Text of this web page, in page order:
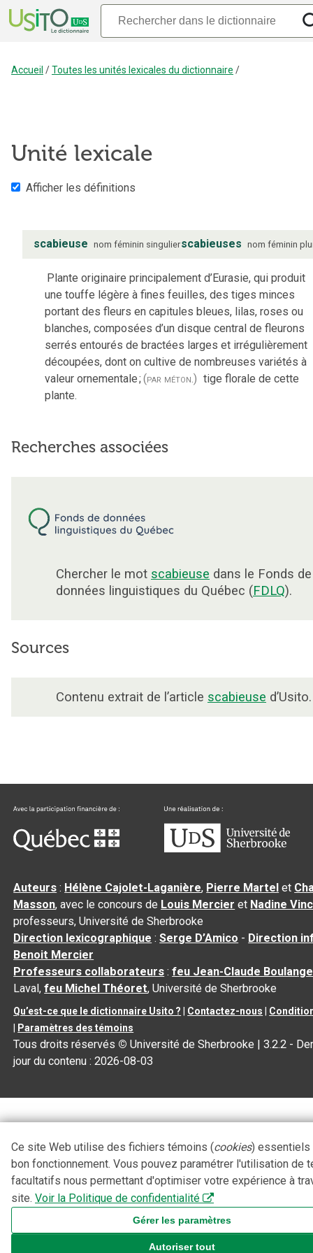
Accueil /Toutes les unités lexicales du dictionnaire /
Unité lexicale
Afficher les définitions
scabieuse nom féminin singulierscabieuses nom féminin
Plante originaire principalement d’Eurasie, qui produit
une touffe légère à fines feuilles, des tiges minces
portant des fleurs en capitules bleues, lilas, roses ou
blanches, composées d’un disque central de fleurons
serrés entourés de bractées larges et irrégulièrement
découpées, dont on cultive de nombreuses variétés à
valeur ornementale;(par méton.) tige florale de cette
plante.
Recherches associées
Chercher le mot scabieuse dans le Fonds de
données linguistiques du Québec (FDLQ).
Sources
Contenu extrait de l’article scabieuse d’Usito.
Auteurs : Hélène Cajolet-Laganière, Pierre Martel et
Masson, avec le concours de Louis Mercier et Nadine
professeurs, Université de Sherbrooke
Direction lexicographique :Serge D’Amico - Direction
Benoit Mercier
Professeurs collaborateurs :feu Jean-Claude
Laval,feu Michel Théoret, Université de Sherbrooke
Qu’est-ce que le dictionnaire Usito ? Contactez-nous
Paramètres des témoins
Tous droits réservés © Université de Sherbrooke |3.2.2 -
jour du contenu :2026-08-03
Ce site Web utilise des fichiers témoins (cookies) essentiels
bon fonctionnement. Vous pouvez paramétrer l'utilisation de
facultatifs nous permettant d'optimiser votre expérience à
site. Voir la Politique de confidentialité
Gérer les paramètres
Autoriser tout